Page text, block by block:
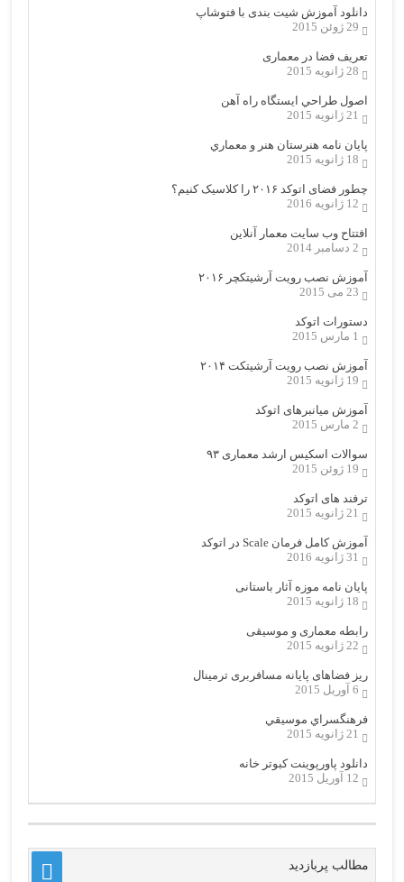
دانلود آموزش شیت بندی با فتوشاپ
29 ژوئن 2015
تعریف فضا در معماری
28 ژانویه 2015
اصول طراحي ایستگاه راه آهن
21 ژانویه 2015
پایان نامه هنرستان هنر و معماري
18 ژانویه 2015
چطور فضای اتوکد ۲۰۱۶ را کلاسیک کنیم؟
12 ژانویه 2016
افتتاح وب سایت معمار آنلاین
2 دسامبر 2014
آموزش نصب رویت آرشیتکچر ۲۰۱۶
23 می 2015
دستورات اتوکد
1 مارس 2015
آموزش نصب رویت آرشیتکت ۲۰۱۴
19 ژانویه 2015
آموزش میانبرهای اتوکد
2 مارس 2015
سوالات اسکیس ارشد معماری ۹۳
19 ژوئن 2015
ترفند های اتوکد
21 ژانویه 2015
آموزش کامل فرمان Scale در اتوکد
31 ژانویه 2016
پایان نامه موزه آثار باستانی
18 ژانویه 2015
رابطه معماری و موسیقی
22 ژانویه 2015
ریز فضاهای پایانه مسافربری ترمینال
6 آوریل 2015
فرهنگسراي موسيقي
21 ژانویه 2015
دانلود پاورپوینت کبوتر خانه
12 آوریل 2015
مطالب پربازدید